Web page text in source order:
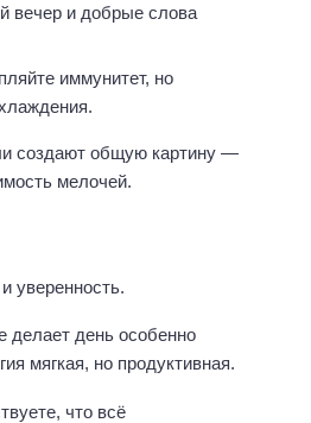
вечер и добрые слова
иммунитет, но
создают общую картину —
мелочей.
уверенность.
делает день особенно
мягкая, но продуктивная.
что всё